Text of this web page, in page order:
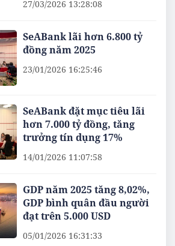
27/03/2026 13:28:08
SeABank lãi hơn 6.800 tỷ
đồng năm 2025
23/01/2026 16:25:46
SeABank đặt mục tiêu lãi
hơn 7.000 tỷ đồng, tăng
trưởng tín dụng 17%
14/01/2026 11:07:58
GDP năm 2025 tăng 8,02%,
GDP bình quân đầu người
đạt trên 5.000 USD
05/01/2026 16:31:33